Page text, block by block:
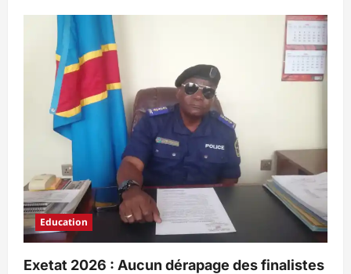
Education
Exetat 2026 : Aucun dérapage des finalistes